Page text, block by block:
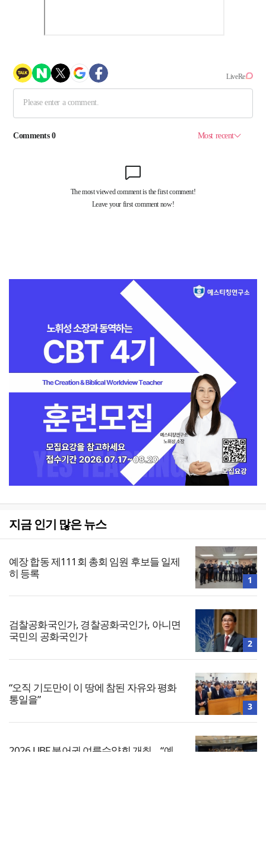
지금 인기 많은 뉴스
예장 합동 제111회 총회 임원 후보들 일제
히 등록
1
검찰공화국인가, 경찰공화국인가, 아니면
국민의 공화국인가
2
“오직 기도만이 이 땅에 참된 자유와 평화
통일을”
3
2026 UBF 불어권 여름수양회 개최… “예